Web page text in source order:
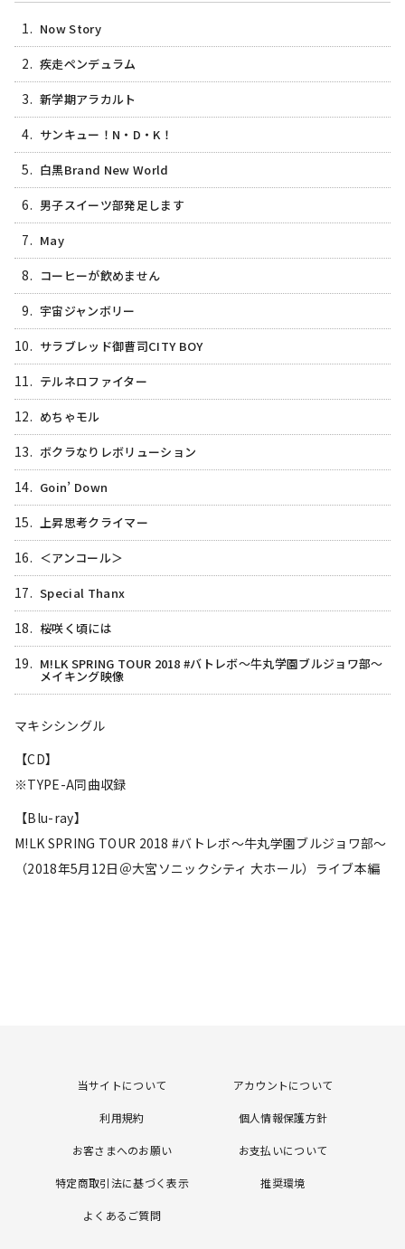
1. Now Story
2. 疾走ペンデュラム
3. 新学期アラカルト
4. サンキュー！N・D・K！
5. 白黒Brand New World
6. 男子スイーツ部発足します
7. May
8. コーヒーが飲めません
9. 宇宙ジャンボリー
10. サラブレッド御曹司CITY BOY
11. テルネロファイター
12. めちゃモル
13. ボクラなりレボリューション
14. Goin’ Down
15. 上昇思考クライマー
16. ＜アンコール＞
17. Special Thanx
18. 桜咲く頃には
19. M!LK SPRING TOUR 2018 #バトレボ～牛丸学園ブルジョワ部～
メイキング映像
マキシシングル
【CD】
※TYPE-A同曲収録
【Blu-ray】
M!LK SPRING TOUR 2018 #バトレボ～牛丸学園ブルジョワ部～
（2018年5月12日＠大宮ソニックシティ 大ホール）ライブ本編
当サイトについて アカウントについて
利用規約 個人情報保護方針
お客さまへのお願い お支払いについて
特定商取引法に基づく表示 推奨環境
よくあるご質問